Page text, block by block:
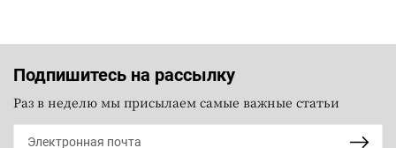
Подпишитесь на рассылку
Раз в неделю мы присылаем самые важные статьи